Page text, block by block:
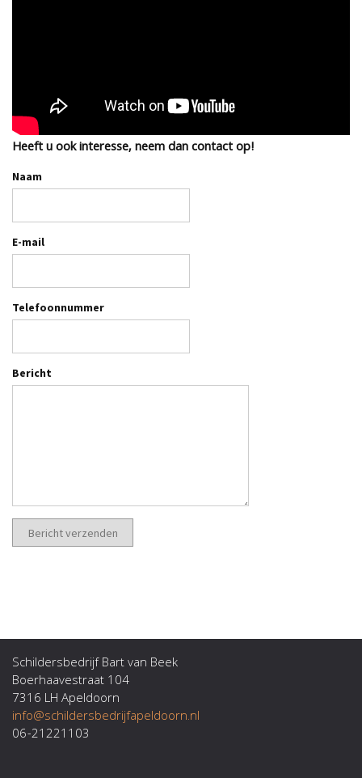
Heeft u ook interesse, neem dan contact op!
Naam
E-mail
Telefoonnummer
Bericht
Schildersbedrijf Bart van Beek
Boerhaavestraat 104
7316 LH Apeldoorn
info@schildersbedrijfapeldoorn.nl
06-21221103